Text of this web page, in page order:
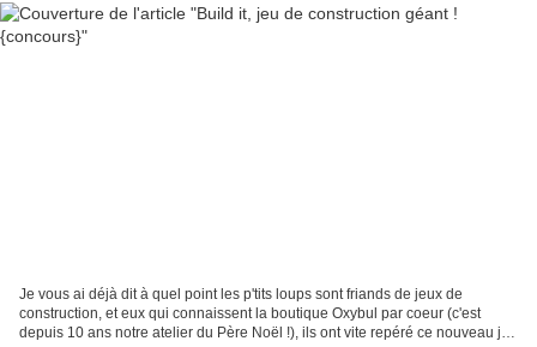
Je vous ai déjà dit à quel point les p'tits loups sont friands de jeux de
construction, et eux qui connaissent la boutique Oxybul par coeur (c'est
depuis 10 ans notre atelier du Père Noël !), ils ont vite repéré ce nouveau jeu